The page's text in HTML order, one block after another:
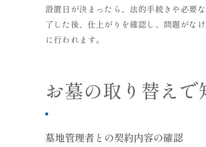
設置日が決まったら、法的手続きや必要
了した後、仕上がりを確認し、問題がな
に行われます。
お墓の取り替え
墓地管理者との契約内容の確認